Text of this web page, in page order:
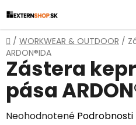
na
obsah
Domov
/ WORKWEAR & OUTDOOR /
ARDON®IDA
Zástera
pása
Priemerné
Neohodnotené